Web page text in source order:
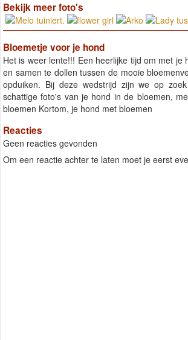
Bekijk meer foto's
Bloemetje voor je hond
Het is weer lente!!! Een heerlijke tijd om met je
en samen te dollen tussen de mooie
opduiken. Bij deze wedstrijd zijn we op
schattige foto's van je hond in de bloemen,
bloemen Kortom, je hond met bloemen
Reacties
Geen reacties gevonden
Om een reactie achter te laten moet je eerst